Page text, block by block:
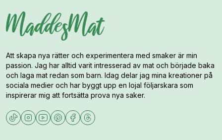
Att skapa nya rätter och experimentera med smaker är min
passion. Jag har alltid varit intresserad av mat och började baka
och laga mat redan som barn. Idag delar jag mina kreationer på
sociala medier och har byggt upp en lojal följarskara som
inspirerar mig att fortsätta prova nya saker.